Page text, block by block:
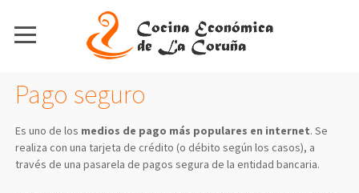
Pago seguro
Es uno de los medios de pago más populares en internet. Se
realiza con una tarjeta de crédito (o débito según los casos), a
través de una pasarela de pagos segura de la entidad bancaria.